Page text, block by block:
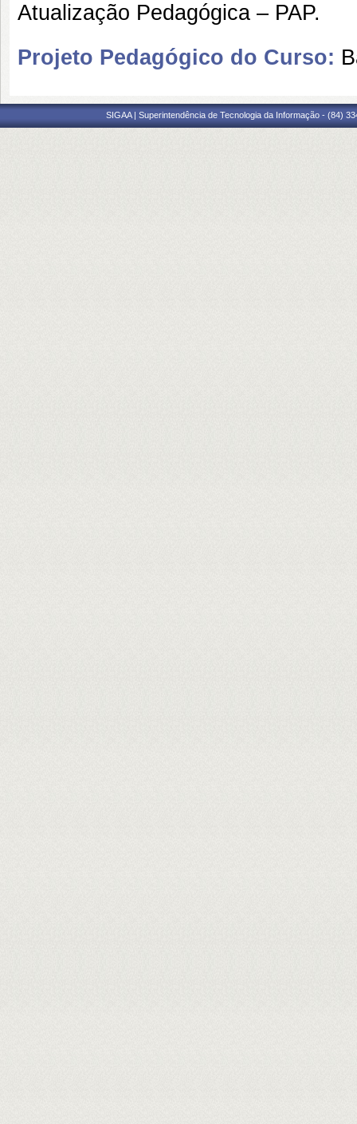
Atualização Pedagógica – PAP.
Projeto Pedagógico do Curso:
SIGAA | Superintendência de Tecnologia da Informação - (84)